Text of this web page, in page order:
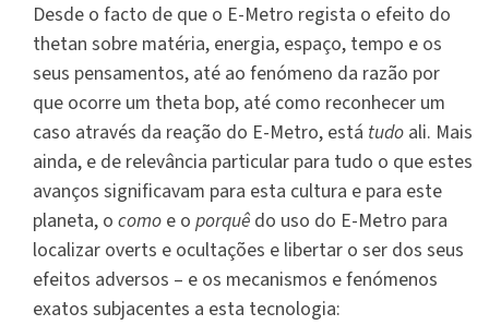
Desde o facto de que o E-Metro regista o efeito do
thetan sobre matéria, energia, espaço, tempo e os
seus pensamentos, até ao fenómeno da razão por
que ocorre um theta bop, até como reconhecer um
caso através da reação do E-Metro, está tudo ali. Mais
ainda, e de relevância particular para tudo o que estes
avanços significavam para esta cultura e para este
planeta, o como e o porquê do uso do E-Metro para
localizar overts e ocultações e libertar o ser dos seus
efeitos adversos – e os mecanismos e fenómenos
exatos subjacentes a esta tecnologia: